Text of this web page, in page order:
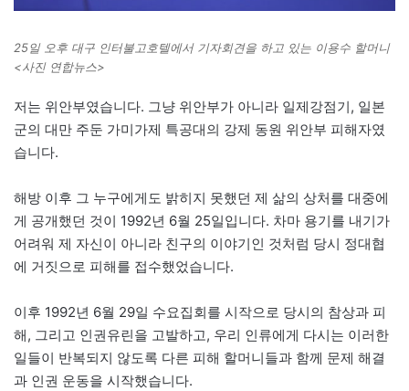
25일 오후 대구 인터불고호텔에서 기자회견을 하고 있는 이용수 할머니
<사진 연합뉴스>
저는 위안부였습니다. 그냥 위안부가 아니라 일제강점기, 일본
군의 대만 주둔 가미가제 특공대의 강제 동원 위안부 피해자였
습니다.
해방 이후 그 누구에게도 밝히지 못했던 제 삶의 상처를 대중에
게 공개했던 것이 1992년 6월 25일입니다. 차마 용기를 내기가
어려워 제 자신이 아니라 친구의 이야기인 것처럼 당시 정대협
에 거짓으로 피해를 접수했었습니다.
이후 1992년 6월 29일 수요집회를 시작으로 당시의 참상과 피
해, 그리고 인권유린을 고발하고, 우리 인류에게 다시는 이러한
일들이 반복되지 않도록 다른 피해 할머니들과 함께 문제 해결
과 인권 운동을 시작했습니다.